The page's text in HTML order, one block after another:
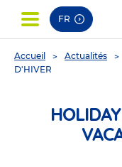
FR
You
are
Accueil Actualités
D'HIVER